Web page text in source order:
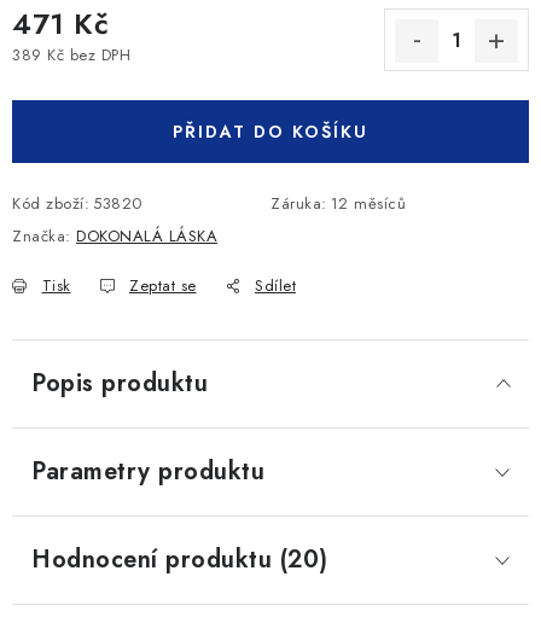
471 Kč
389 Kč bez DPH
PŘIDAT DO KOŠÍKU
Kód zboží: 53820 Záruka: 12 měsíců
Značka: DOKONALÁ LÁSKA
Tisk Zeptat se Sdílet
Popis produktu
Parametry produktu
Hodnocení produktu (20)